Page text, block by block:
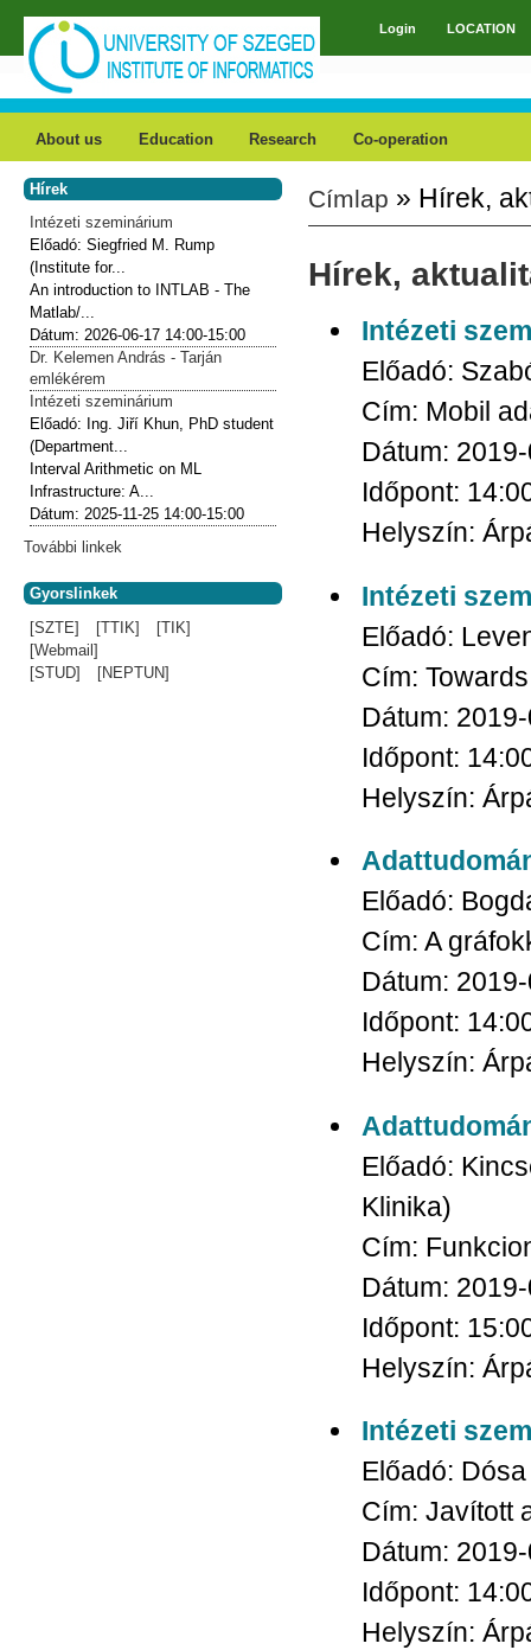
Skip to main content
Main menu
Login LOCATION
About us Education Research Co-operation
You are here
Címlap » Hírek,
Hírek,
Intézeti
Előadó:
Cím: Mobil
Dátum:
Időpont:
Helyszín:
Intézeti
Előadó:
Cím:
Dátum:
Időpont:
Helyszín:
Előadó:
Cím: A
Dátum:
Időpont:
Helyszín:
Előadó:
Klinika)
Cím:
Dátum:
Időpont:
Helyszín:
Intézeti
Előadó:
Cím: Javított
Dátum:
Időpont:
Helyszín:
Hírek
Intézeti szeminárium
Előadó:Siegfried M. Rump
(Institute for...
An introduction to INTLAB - The
Matlab/...
Dátum: 2026-06-17 14:00-15:00
Dr. Kelemen András - Tarján
emlékérem
Intézeti szeminárium
Előadó: Ing. Jiří Khun, PhD student
(Department...
Interval Arithmetic on ML
Infrastructure: A...
Dátum: 2025-11-25 14:00-15:00
További linkek
Gyorslinkek
[SZTE]
[TTIK]
[TIK]
[Webmail]
[STUD]
[NEPTUN]